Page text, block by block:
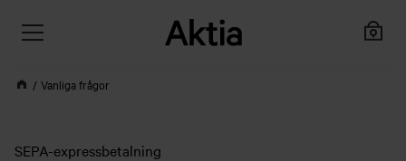
Vanliga frågor
SEPA-expressbetalning